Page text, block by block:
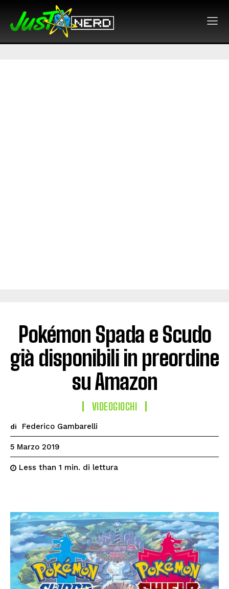
Pokémon Spada e Scudo
già disponibili in preordine
su Amazon
VIDEOGIOCHI
di Federico Gambarelli
5 Marzo 2019
Less than 1 min. di lettura